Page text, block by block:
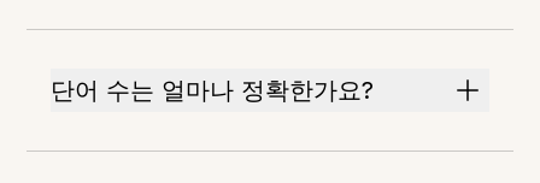
단어 수는 얼마나 정확한가요?